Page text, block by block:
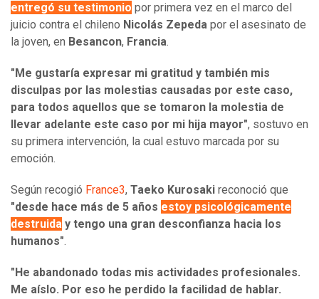
entregó su testimonio por primera vez en el marco del
juicio contra el chileno Nicolás Zepeda por el asesinato de
la joven, en Besancon, Francia.
"Me gustaría expresar mi gratitud y también mis
disculpas por las molestias causadas por este caso,
para todos aquellos que se tomaron la molestia de
llevar adelante este caso por mi hija mayor", sostuvo en
su primera intervención, la cual estuvo marcada por su
emoción.
Según recogió France3, Taeko Kurosaki reconoció que
"desde hace más de 5 años estoy psicológicamente
destruida y tengo una gran desconfianza hacia los
humanos".
"He abandonado todas mis actividades profesionales.
Me aíslo. Por eso he perdido la facilidad de hablar.